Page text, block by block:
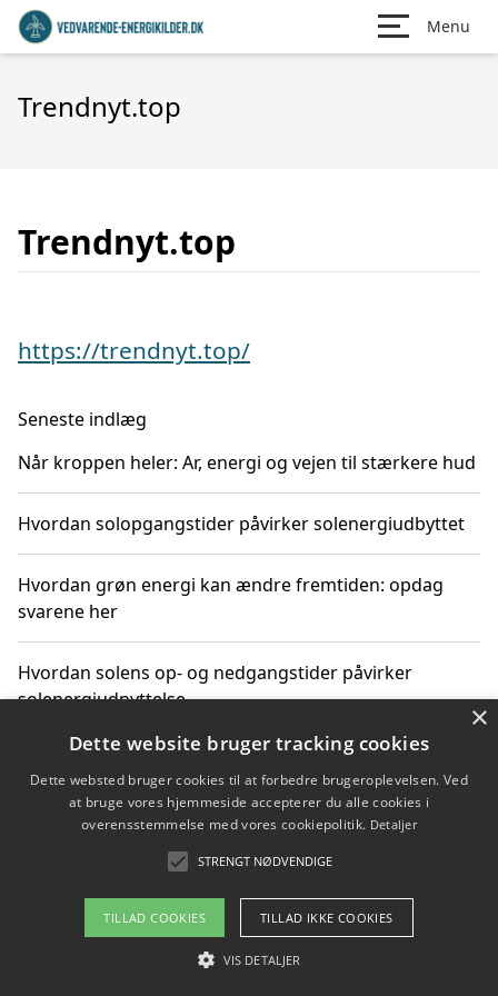
Menu
Trendnyt.top
Trendnyt.top
https://trendnyt.top/
Seneste indlæg
Når kroppen heler: Ar, energi og vejen til stærkere hud
Hvordan solopgangstider påvirker solenergiudbyttet
Hvordan grøn energi kan ændre fremtiden: opdag
svarene her
Hvordan solens op- og nedgangstider påvirker
solenergiudnyttelse
Hvordan du får svar på energispørgsmål om
vedvarende energikilder
Om / kontakt
Blog Betingelser
×
Dette website bruger tracking cookies
Dette websted bruger cookies til at forbedre brugeroplevelsen. Ved
at bruge vores hjemmeside accepterer du alle cookies i
overensstemmelse med vores cookiepolitik. Detaljer
STRENGT NØDVENDIGE
TILLAD COOKIES TILLAD IKKE COOKIES
VIS DETALJER